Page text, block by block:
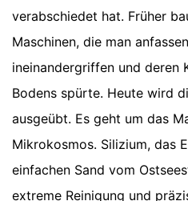
verabschiedet hat. Früher
Maschinen, die man
ineinandergriffen und deren
Bodens spürte. Heute wird
ausgeübt. Es geht um das
Mikrokosmos. Silizium, das
einfachen Sand vom
extreme Reinigung und